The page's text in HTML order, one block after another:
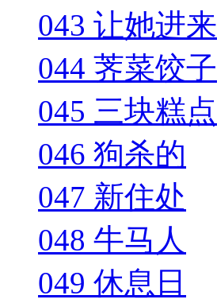
043 让她进来
044 荠菜饺子
045 三块糕点
046 狗杀的
047 新住处
048 牛马人
049 休息日